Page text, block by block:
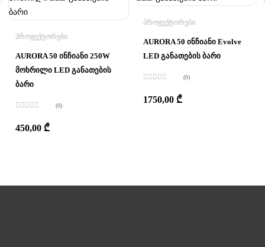
ᲞᲠᲝᲟᲔᲥᲢᲝᲠᲔᲑᲘ
AURORA 50 ინჩიანი 250W
მოხრილი LED განათების
ბარი
0,
5-
(0)
450,00 ₾
ᲞᲠᲝᲟᲔᲥᲢᲝᲠᲔᲑᲘ
AURORA 50 ინჩიანი Evolve
LED განათების ბარი
0 ,
5-
(0)
1750,00 ₾